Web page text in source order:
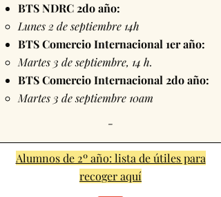
BTS NDRC 2do año:
Lunes 2 de septiembre 14h
BTS Comercio Internacional 1er año:
Martes 3 de septiembre, 14 h.
BTS Comercio Internacional 2do año:
Martes 3 de septiembre 10am
-
Alumnos de 2º año: lista de útiles para
recoger aquí